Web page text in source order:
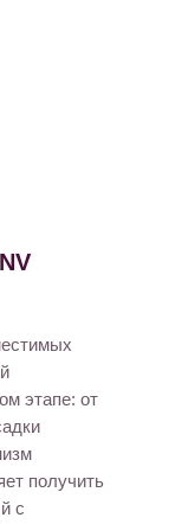
этапе: от
получить
с